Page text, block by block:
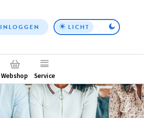
Top
INLOGGEN LICHT
Webshop Service